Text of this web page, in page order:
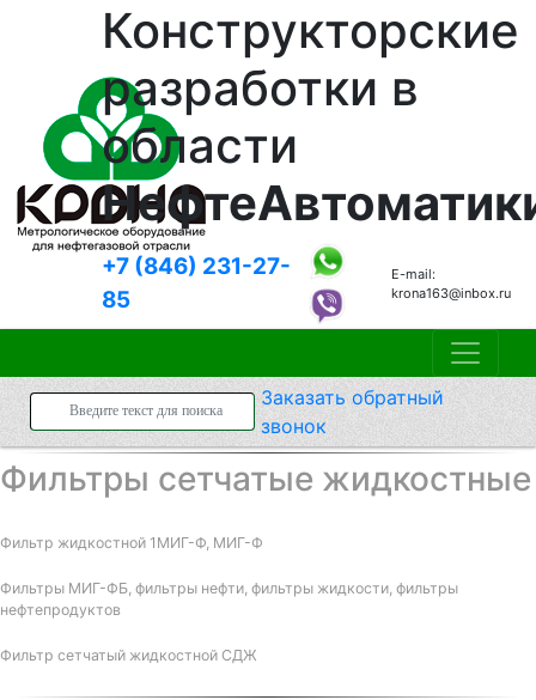
Конструкторские
разработки в
области
+7 (846) 231-27-
85
E-mail:
krona163@inbox.ru
Заказатьобратный
звонок
Фильтры сетчатые жидкостные
Фильтр жидкостной 1МИГ-Ф, МИГ-Ф
Фильтры МИГ-ФБ, фильтры нефти, фильтры жидкости, фильтры
нефтепродуктов
Фильтр сетчатый жидкостной СДЖ